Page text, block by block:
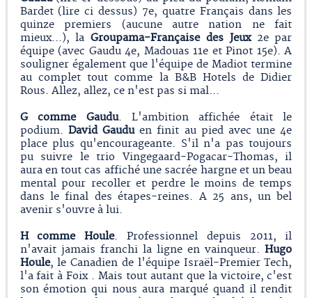
Bardet (lire ci dessus) 7e, quatre Français dans les
quinze premiers (aucune autre nation ne fait
mieux...), laGroupama-Française des Jeux2e par
équipe (avec Gaudu 4e, Madouas 11e et Pinot 15e). A
souligner également que l'équipe de Madiot termine
au complet tout comme la B&B Hotels de Didier
Rous. Allez, allez, ce n'est pas si mal...
G comme Gaudu. L'ambition affichée était le
podium. David Gauduen finit au pied avec une 4e
place plus qu'encourageante. S'il n'a pas toujours
pu suivre le trio Vingegaard-Pogacar-Thomas, il
aura en tout cas affiché une sacrée hargne et un beau
mental pour recoller et perdre le moins de temps
dans le final des étapes-reines. A 25 ans, un bel
avenir s'ouvre à lui.
H comme Houle. Professionnel depuis 2011, il
n'avait jamais franchi la ligne en vainqueur.Hugo
Houle, le Canadien de l'équipe Israël-Premier Tech,
l'a fait à Foix . Mais tout autant que la victoire, c'est
son émotion qui nous aura marqué quand il rendit